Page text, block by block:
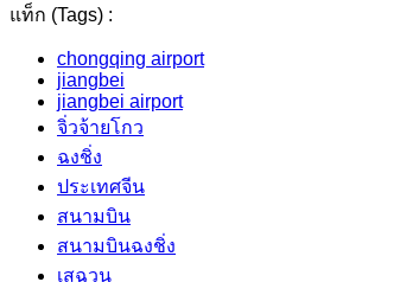
แท็ก (Tags) :
chongqing airport
jiangbei
jiangbei airport
จิ่วจ้ายโกว
ฉงชิ่ง
ประเทศจีน
สนามบิน
สนามบินฉงชิ่ง
เสฉวน